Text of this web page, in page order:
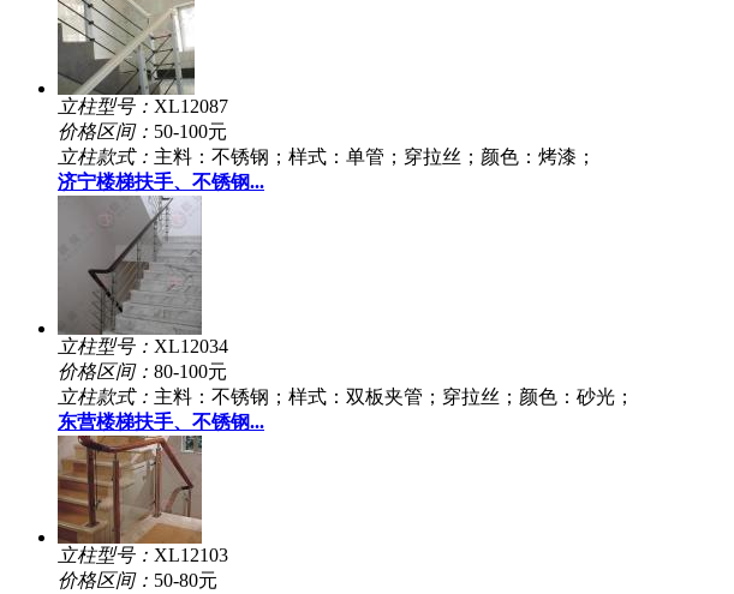
立柱型号： XL12087
价格区间： 50-100元
立柱款式： 主料：不锈钢；样式：单管；穿拉丝；颜色：烤漆；
济宁楼梯扶手、不锈钢...
立柱型号： XL12034
价格区间： 80-100元
立柱款式： 主料：不锈钢；样式：双板夹管；穿拉丝；颜色：砂光；
东营楼梯扶手、不锈钢...
立柱型号： XL12103
价格区间： 50-80元